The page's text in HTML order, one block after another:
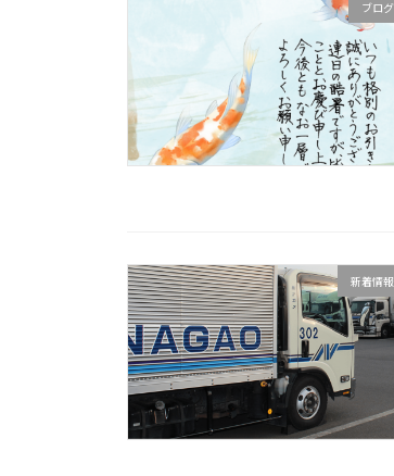
ブログ
新着情報